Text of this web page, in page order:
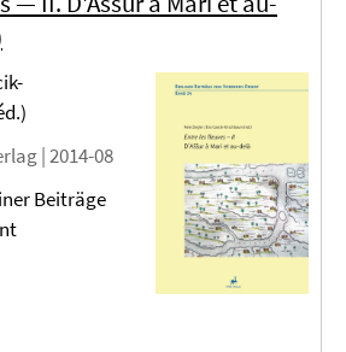
|2014-08
Beiträge